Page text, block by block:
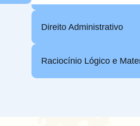
Direito Administrativo
Raciocínio Lógico e